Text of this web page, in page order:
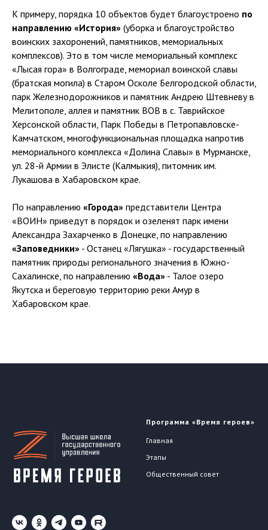
К примеру, порядка 10 объектов будет благоустроено по
направлению «История» (уборка и благоустройство
воинских захоронений, памятников, мемориальных
комплексов). Это в том числе мемориальный комплекс
«Лысая гора» в Волгограде, мемориал воинской славы
(братская могила) в Старом Осколе Белгородской области,
парк Железнодорожников и памятник Андрею Штевнeву в
Мелитополе, аллея и памятник ВОВ в с. Таврийское
Херсонской области, Парк Победы в Петропавловске-
Камчатском, многофункциональная площадка напротив
мемориального комплекса «Долина Славы» в Мурманске,
ул. 28-й Армии в Элисте (Калмыкия), питомник им.
Лукашова в Хабаровском крае.
По направлению «Города» представители Центра
«ВОИН» приведут в порядок и озеленят парк имени
Александра Захарченко в Донецке, по направлению
«Заповедники» - Останец «Лягушка» - государственный
памятник природы регионального значения в Южно-
Сахалинске, по направлению «Вода» - Талое озеро
Якутска и береговую территорию реки Амур в
Хабаровском крае.
Программа «Время героев»
Главная
Этапы
Общественный совет